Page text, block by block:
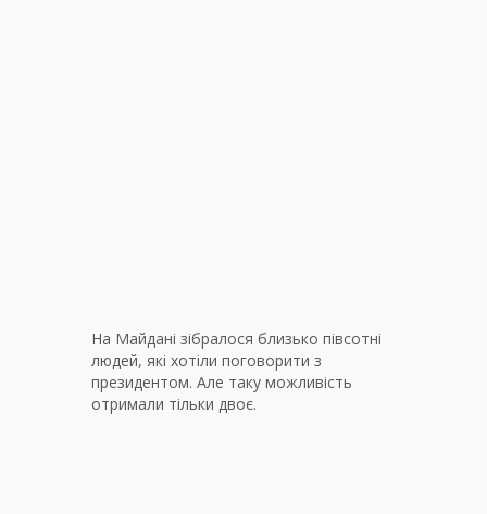
На Майдані зібралося близько півсотні
людей, які хотіли поговорити з
президентом. Але таку можливість
отримали тільки двоє.